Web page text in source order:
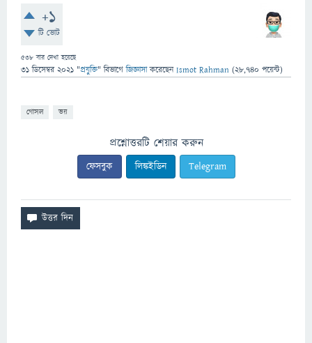
+1
টি ভোট
538 বার দেখা হয়েছে
31 ডিসেম্বর 2021 "প্রযুক্তি" বিভাগে জিজ্ঞাসাকরেছেনIsmot Rahman (28,740 পয়েন্ট)
গোসল ভয়
প্রশ্নোত্তরটি শেয়ার করুন
ফেসবুক লিঙ্কইডিন Telegram